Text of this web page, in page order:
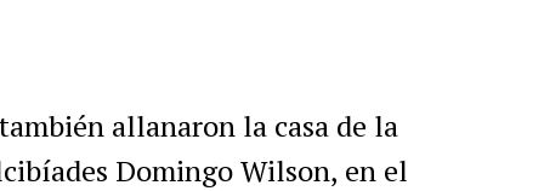
allanaron la casa de la
Domingo Wilson, en el